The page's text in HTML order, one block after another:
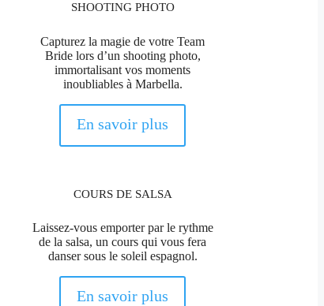
SHOOTING PHOTO
Capturez la magie de votre Team
Bride lors d’un shooting photo,
immortalisant vos moments
inoubliables à Marbella.
En savoir plus
COURS DE SALSA
Laissez-vous emporter par le rythme
de la salsa, un cours qui vous fera
danser sous le soleil espagnol.
En savoir plus